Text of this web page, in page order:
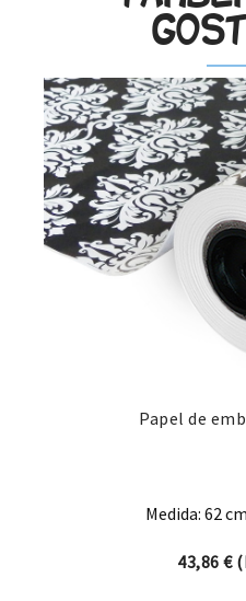
Papel de
Medida: 62
43,86€